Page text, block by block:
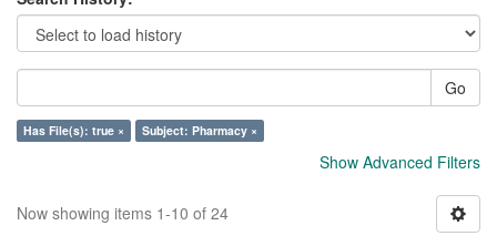
Go
Has File(s): true × Subject: Pharmacy ×
Show Advanced Filters
Now showing items 1-10 of 24